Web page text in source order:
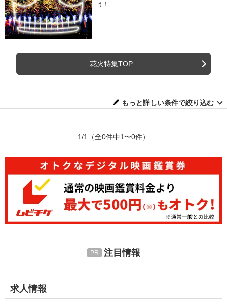
う！
花火特集TOP
もっと詳しい条件で絞り込む
1/1 （全0件中1〜0件）
注目情報
求人情報